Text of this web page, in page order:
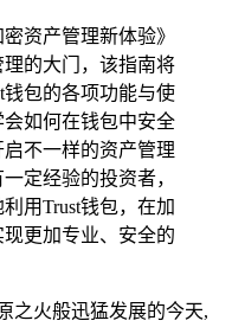
资产管理新体验》
的大门，该指南将
钱包的各项功能与使
如何在钱包中安全
不一样的资产管理
定经验的投资者，
用Trust钱包，在加
更加专业、安全的
之火般迅猛发展的今天,